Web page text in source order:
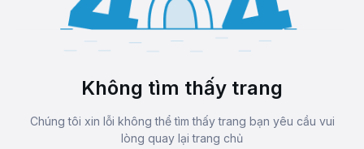
Không tìm thấy trang
Chúng tôi xin lỗi không thể tìm thấy trang bạn yêu cầu vui
lòng quay lại trang chủ